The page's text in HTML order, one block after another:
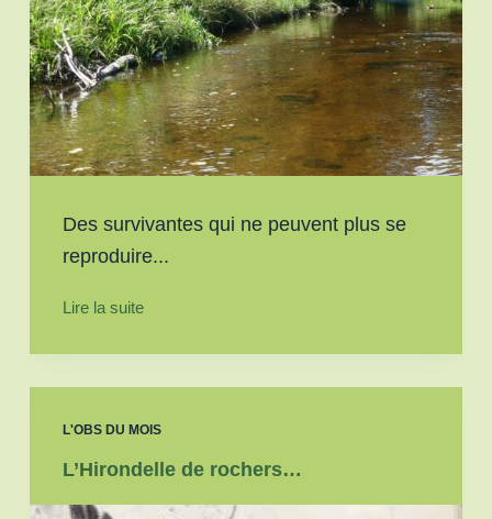
Des survivantes qui ne peuvent plus se
reproduire...
Lire la suite
L'OBS DU MOIS
L’Hirondelle de rochers…